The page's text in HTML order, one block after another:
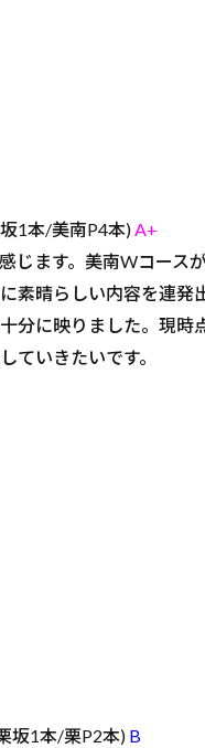
1本/美南P4本)A+
じます。美南Wコース
素晴らしい内容を連発
分に映りました。現時
ていきたいです。
坂1本/栗P2本) B